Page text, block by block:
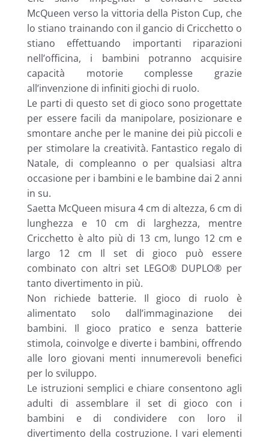
McQueen verso la vittoria della Piston Cup, che
lo stiano trainando con il gancio di Cricchetto o
stiano effettuando importanti riparazioni
nell’officina, i bambini potranno acquisire
capacità motorie complesse grazie
all’invenzione di infiniti giochi di ruolo.
Le parti di questo set di gioco sono progettate
per essere facili da manipolare, posizionare e
smontare anche per le manine dei più piccoli e
per stimolare la creatività. Fantastico regalo di
Natale, di compleanno o per qualsiasi altra
occasione per i bambini e le bambine dai 2 anni
in su.
Saetta McQueen misura 4 cm di altezza, 6 cm di
lunghezza e 10 cm di larghezza, mentre
Cricchetto è alto più di 13 cm, lungo 12 cm e
largo 12 cm Il set di gioco può essere
combinato con altri set LEGO® DUPLO® per
tanto divertimento in più.
Non richiede batterie. Il gioco di ruolo è
alimentato solo dall’immaginazione dei
bambini. Il gioco pratico e senza batterie
stimola, coinvolge e diverte i bambini, offrendo
alle loro giovani menti innumerevoli benefici
per lo sviluppo.
Le istruzioni semplici e chiare consentono agli
adulti di assemblare il set di gioco con i
bambini e di condividere con loro il
divertimento della costruzione. I vari elementi